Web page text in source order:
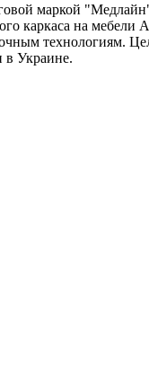
маркой
каркаса на
технологиям.
в Украине.